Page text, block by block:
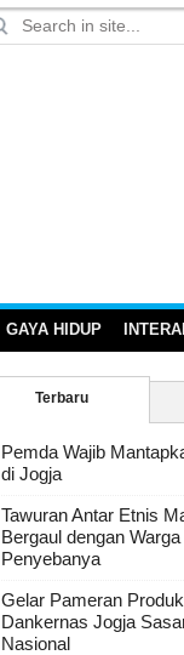
GAYA HIDUP
Terbaru
Pemda Wajib
di Jogja
Tawuran Antar Etnis
Bergaul dengan
Penyebanya
Gelar Pameran
Dankernas Jogja
Nasional